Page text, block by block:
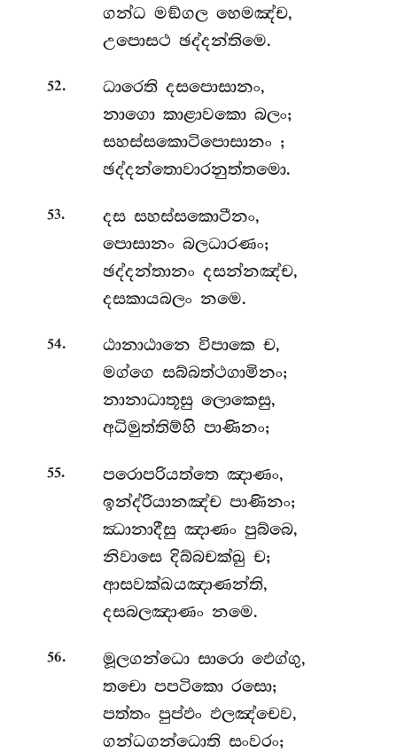
ගන්ධ මඞ්ගල හෙමඤ්ච,
උපොසථ ඡද්දන්තිමෙ.
52.
ධාරෙති දසපොසානං,
නාගො කාළාවකො බලං;
සහස්සකොටිපොසානං ;
ඡද්දන්තොවාරනුත්තමො.
53.
දස සහස්සකොටීනං,
පොසානං බලධාරණං;
ඡද්දන්තානං දසන්නඤ්ච,
දසකායබලං නමෙ.
54. ඨානාඨානෙ විපාකෙ ච,
මග්ගෙ සබ්බත්ථගාමිනං;
නානාධාතූසු ලොකෙසු,
අධිමුත්තිම්හි පාණිනං;
55.
පරොපරියත්තෙ ඤාණං,
ඉන්ද්රියානඤ්ච පාණිනං;
ඣානාදීසු ඤාණං පුබ්බෙ,
නිවාසෙ දිබ්බචක්ඛු ච;
ආසවක්ඛයඤාණන්ති,
දසබලඤාණං නමෙ.
56. මූලගන්ධො සාරො ඵෙග්ගු,
තචො පපටිකො රසො;
පත්තං පුප්ඵං ඵලඤ්චෙව,
ගන්ධගන්ධොති සංවරං;